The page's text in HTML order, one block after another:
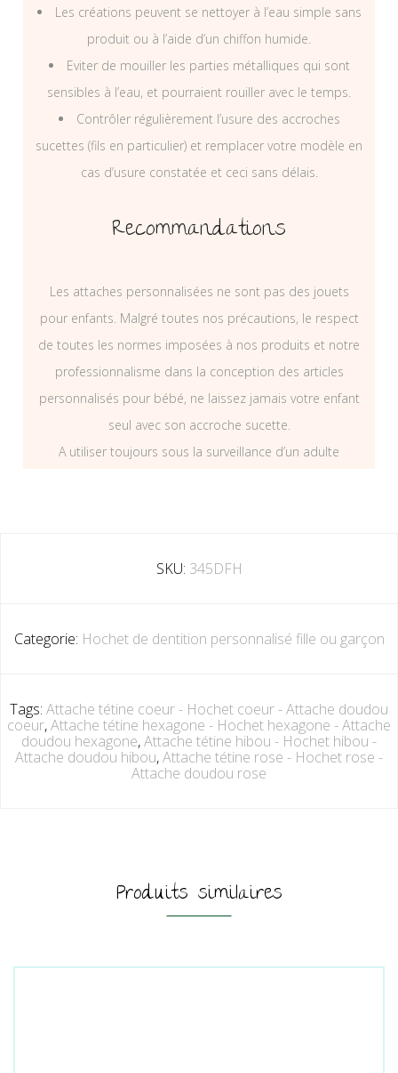
Les créations peuvent se nettoyer à l’eau simple sans
produit ou à l’aide d’un chiffon humide.
Eviter de mouiller les parties métalliques qui sont
sensibles à l’eau, et pourraient rouiller avec le temps.
Contrôler régulièrement l’usure des accroches
sucettes (fils en particulier) et remplacer votre modèle en
cas d’usure constatée et ceci sans délais.
Recommandations
Les attaches personnalisées ne sont pas des jouets
pour enfants. Malgré toutes nos précautions, le respect
de toutes les normes imposées à nos produits et notre
professionnalisme dans la conception des articles
personnalisés pour bébé, ne laissez jamais votre enfant
seul avec son accroche sucette.
A utiliser toujours sous la surveillance d’un adulte
SKU: 345DFH
Categorie: Hochet de dentition personnalisé fille ou garçon
Tags: Attache tétine coeur - Hochet coeur - Attache doudou
coeur,Attache tétine hexagone - Hochet hexagone - Attache
doudou hexagone,Attache tétine hibou - Hochet hibou -
Attache doudou hibou,Attache tétine rose - Hochet rose -
Attache doudou rose
Produits similaires